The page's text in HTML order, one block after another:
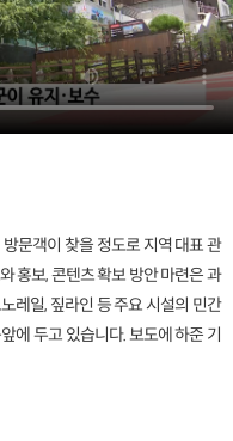
문객이 찾을 정도로 지역 대표 관
홍보, 콘텐츠 확보 방안 마련은 과
레일, 짚라인 등 주요 시설의 민간
에 두고 있습니다. 보도에 하준 기